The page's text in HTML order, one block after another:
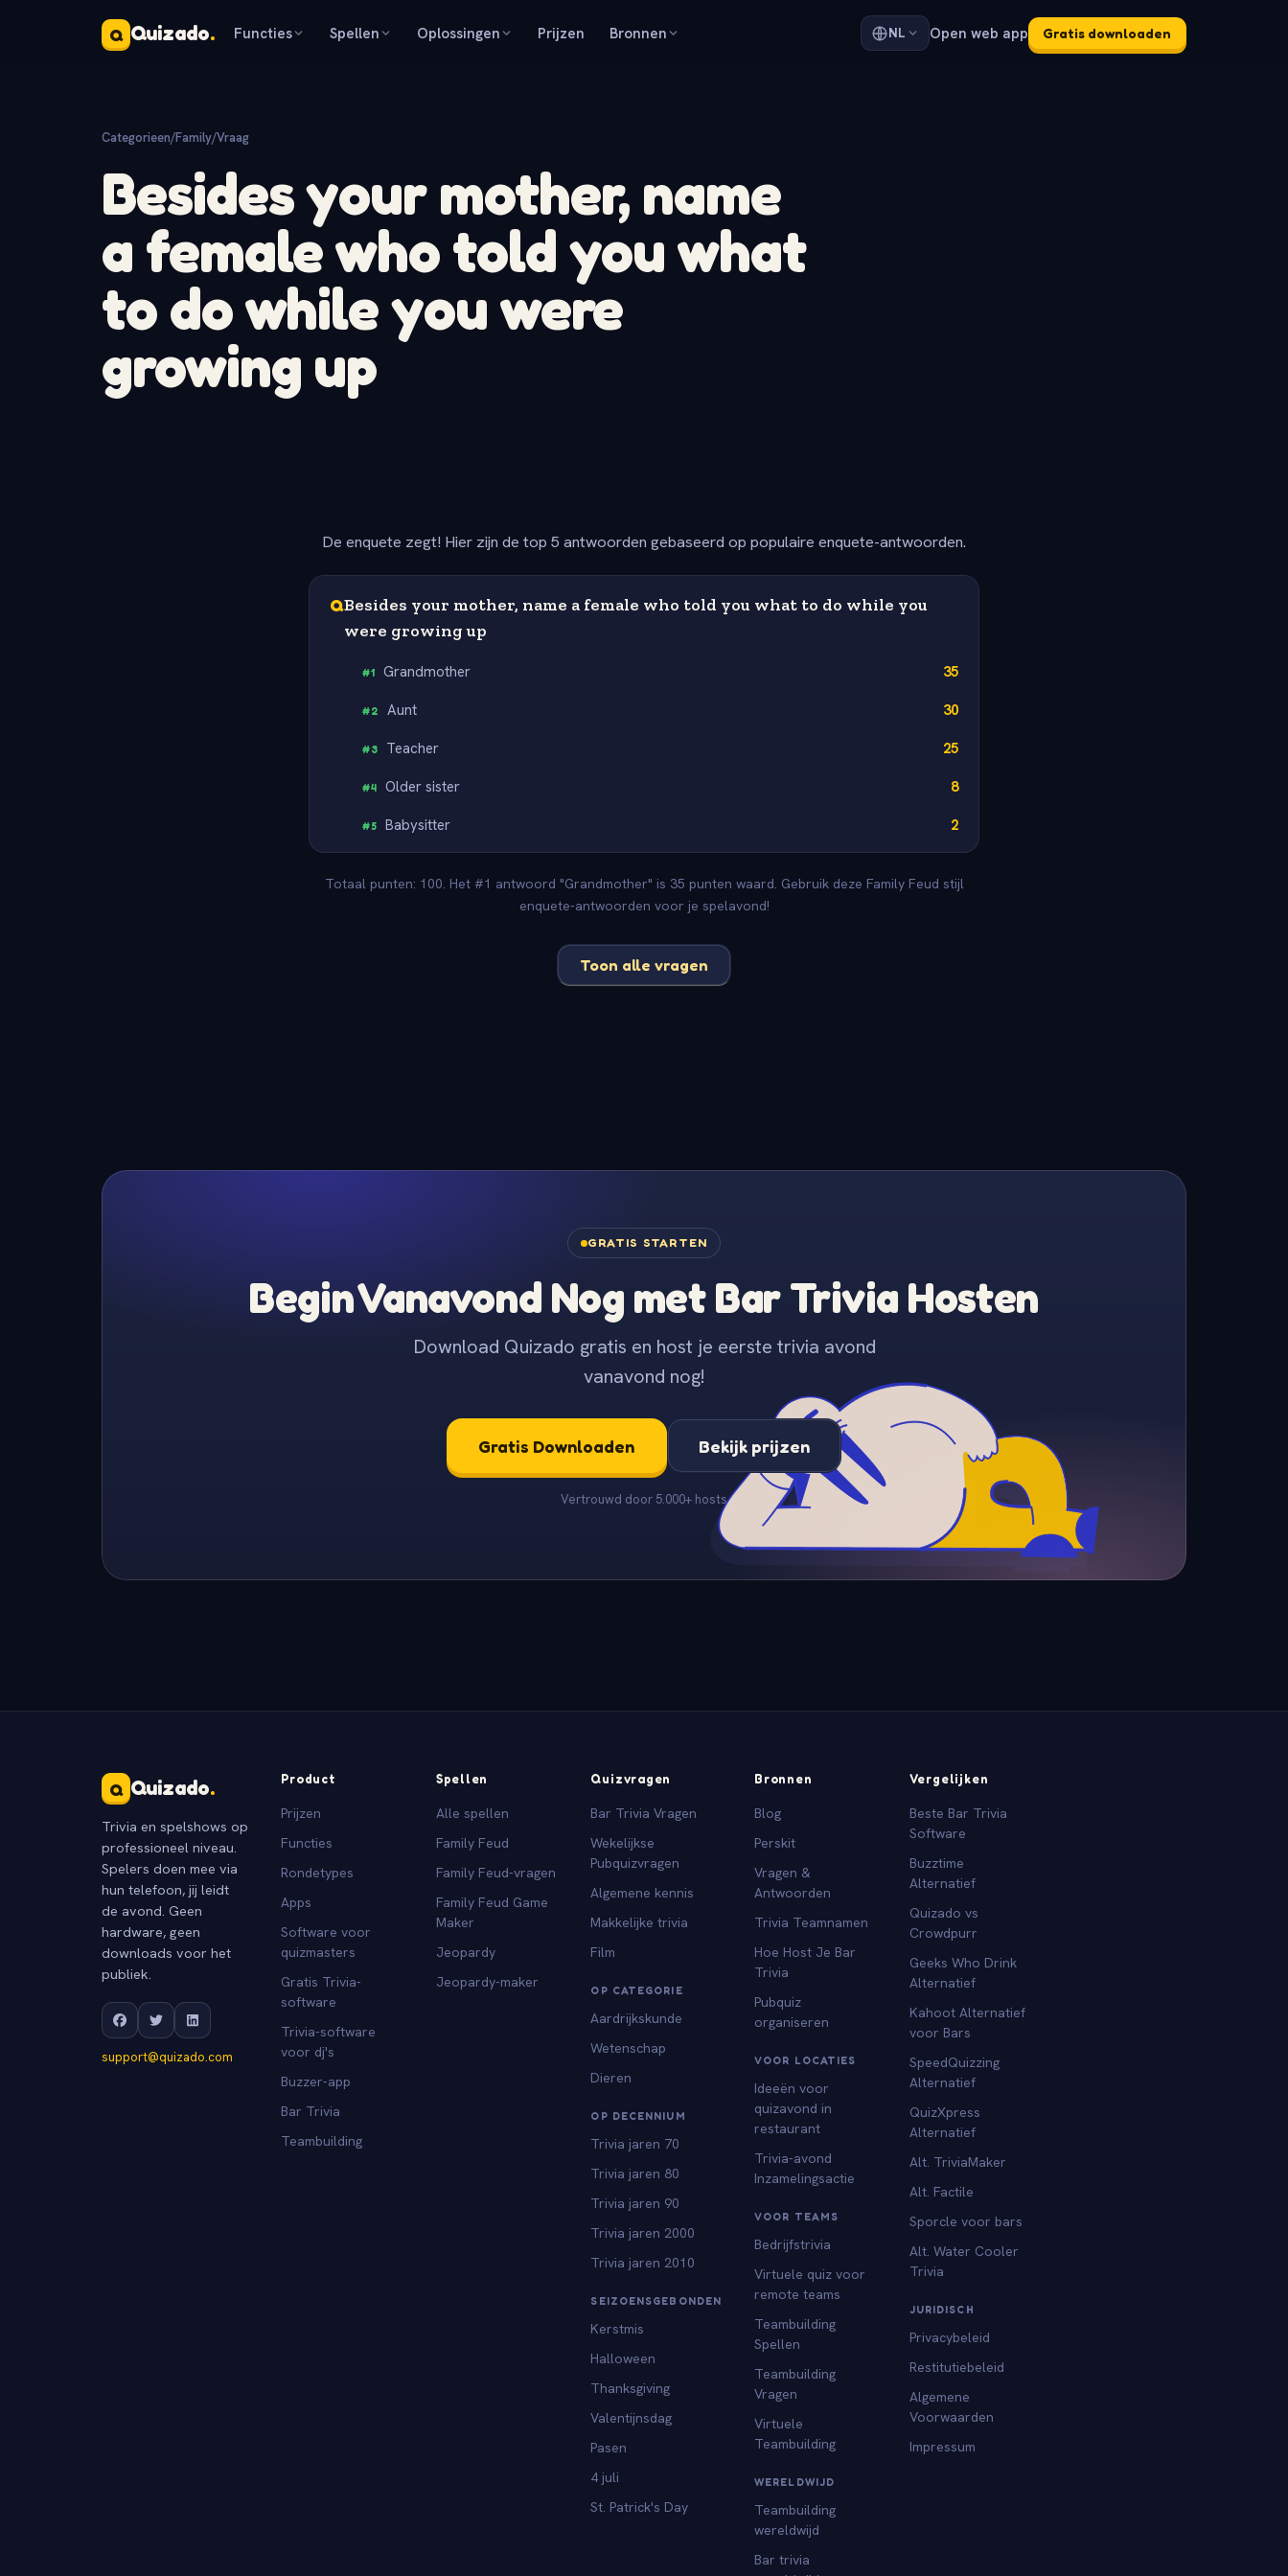
Q Quizado. Functies Spellen Oplossingen Prijzen Bronnen NL Open web app Gratis downloaden
Categorieen/Family/Vraag
Besides your mother, name
a female who told you what
to do while you were
growing up
De enquete zegt! Hier zijn de top 5 antwoorden gebaseerd op populaire enquete-antwoorden.
QBesides your mother, name a female who told you what to do while you
were growing up
#1 Grandmother 35
#2 Aunt 30
#3 Teacher 25
#4 Older sister 8
#5 Babysitter 2
Totaal punten: 100. Het #1 antwoord "Grandmother" is 35 punten waard. Gebruik deze Family Feud stijl
enquete-antwoorden voor je spelavond!
Toon alle vragen
GRATIS STARTEN
Begin Vanavond Nog met Bar Trivia Hosten
Download Quizado gratis en host je eerste trivia avond
vanavond nog!
Gratis Downloaden Bekijk prijzen
Vertrouwd door 5.000+ hosts
Q Quizado.
Trivia en spelshows op
professioneel niveau.
Spelers doen mee via
hun telefoon, jij leidt
de avond. Geen
hardware, geen
downloads voor het
publiek.
support@quizado.com
Product
Prijzen
Functies
Rondetypes
Apps
Software voor
quizmasters
Gratis Trivia-
software
Trivia-software
voor dj's
Buzzer-app
Bar Trivia
Teambuilding
Spellen
Alle spellen
Family Feud
Family Feud-vragen
Family Feud Game
Maker
Jeopardy
Jeopardy-maker
Quizvragen
Bar Trivia Vragen
Wekelijkse
Pubquizvragen
Algemene kennis
Makkelijke trivia
Film
OP CATEGORIE
Aardrijkskunde
Wetenschap
Dieren
OP DECENNIUM
Trivia jaren 70
Trivia jaren 80
Trivia jaren 90
Trivia jaren 2000
Trivia jaren 2010
SEIZOENSGEBONDEN
Kerstmis
Halloween
Thanksgiving
Valentijnsdag
Pasen
4 juli
St. Patrick's Day
Bronnen
Blog
Perskit
Vragen &
Antwoorden
Trivia Teamnamen
Hoe Host Je Bar
Trivia
Pubquiz
organiseren
VOOR LOCATIES
Ideeën voor
quizavond in
restaurant
Trivia-avond
Inzamelingsactie
VOOR TEAMS
Bedrijfstrivia
Virtuele quiz voor
remote teams
Teambuilding
Spellen
Teambuilding
Vragen
Virtuele
Teambuilding
WERELDWIJD
Teambuilding
wereldwijd
Bar trivia
Vergelijken
Beste Bar Trivia
Software
Buzztime
Alternatief
Quizado vs
Crowdpurr
Geeks Who Drink
Alternatief
Kahoot Alternatief
voor Bars
SpeedQuizzing
Alternatief
QuizXpress
Alternatief
Alt. TriviaMaker
Alt. Factile
Sporcle voor bars
Alt. Water Cooler
Trivia
JURIDISCH
Privacybeleid
Restitutiebeleid
Algemene
Voorwaarden
Impressum